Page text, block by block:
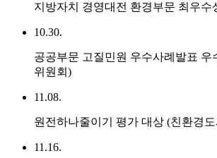
지방자치 경영대전 환경부문 최우수
10.30.
공공부문 고질민원 우수사례발표 우
위원회)
11.08.
원전하나줄이기 평가 대상 (친환경
11.16.